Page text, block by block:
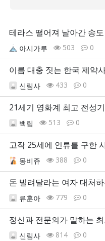
테라스 떨어져 날아간 송
아시가루 503 0
이름 대충 짓는 한국 제약
신림사 433 0
21세기 영화계 최고 전성
백림 513 0
고작 25세에 인류를 구한
몽비쥬 388 0
돈 빌려달라는 여자 대처
류훈아 779 0
정신과 전문의가 말하는
신림사 814 0